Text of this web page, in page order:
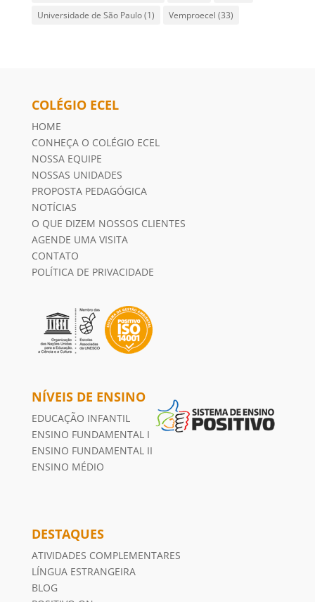
Universidade de São Paulo(1) Vemproecel (33)
COLÉGIO ECEL
HOME
CONHEÇA O COLÉGIO ECEL
NOSSA EQUIPE
NOSSAS UNIDADES
PROPOSTA PEDAGÓGICA
NOTÍCIAS
O QUE DIZEM NOSSOS CLIENTES
AGENDE UMA VISITA
CONTATO
POLÍTICA DE PRIVACIDADE
NÍVEIS DE ENSINO
EDUCAÇÃO INFANTIL
ENSINO FUNDAMENTAL I
ENSINO FUNDAMENTAL II
ENSINO MÉDIO
DESTAQUES
ATIVIDADES COMPLEMENTARES
LÍNGUA ESTRANGEIRA
BLOG